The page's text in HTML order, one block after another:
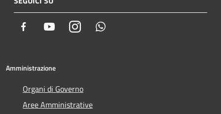
Facebook YoutubeInstagram
Amministrazione
Organi di Governo
Aree Amministrative